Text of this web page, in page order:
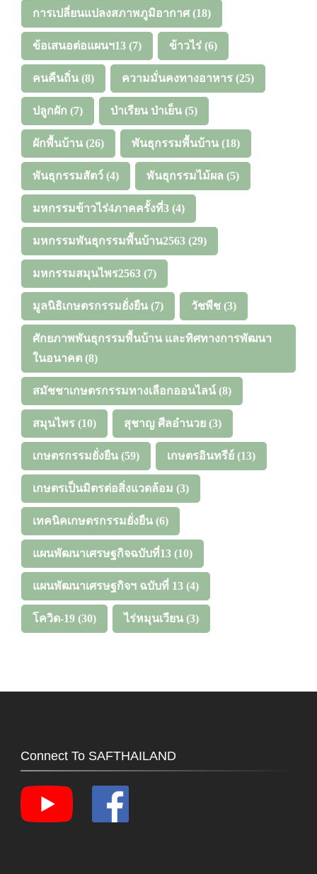
การเปลี่ยนแปลงสภาพภูมิอากาศ(18)
ข้อเสนอต่อแผนฯ13 (7) ข้าวไร่ (6)
คนคืนถิ่น (8) ความมั่นคงทางอาหาร (25)
ปลูกผัก (7) ป่าเรียน ป่าเย็น (5)
ผักพื้นบ้าน (26) พันธุกรรมพื้นบ้าน (18)
พันธุกรรมสัตว์ (4) พันธุกรรมไม้ผล (5)
มหกรรมข้าวไร่4ภาคครั้งที่3 (4)
มหกรรมพันธุกรรมพื้นบ้าน2563 (29)
มหกรรมสมุนไพร2563 (7)
มูลนิธิเกษตรกรรมยั่งยืน (7) วัชพืช (3)
ศักยภาพพันธุกรรมพื้นบ้าน และทิศทางการพัฒนา
ในอนาคต (8)
สมัชชาเกษตรกรรมทางเลือกออนไลน์ (8)
สมุนไพร (10) สุชาญ ศีลอำนวย (3)
เกษตรกรรมยั่งยืน (59) เกษตรอินทรีย์ (13)
เกษตรเป็นมิตรต่อสิ่งแวดล้อม (3)
เทคนิคเกษตรกรรมยั่งยืน (6)
แผนพัฒนาเศรษฐกิจฉบับที่13 (10)
แผนพัฒนาเศรษฐกิจฯ ฉบับที่ 13 (4)
โควิด-19 (30) ไร่หมุนเวียน (3)
Connect To SAFTHAILAND